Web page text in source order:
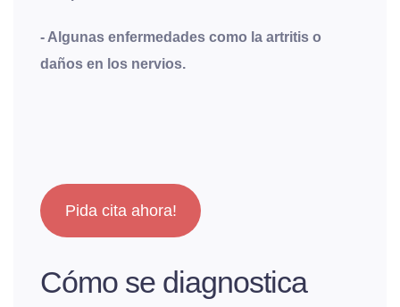
- Algunas enfermedades como la artritis o
daños en los nervios.
Pida cita ahora!
Cómo se diagnostica